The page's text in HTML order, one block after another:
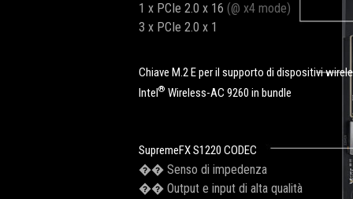
1 x PCIe 2.0 x 16(@ x4 mode)
3 x PCIe 2.0 x 1
Chiave M.2 E per il supporto di dispositivi
Intel® Wireless-AC 9260 in bundle
SupremeFX S1220 CODEC
�� Senso di impedenza
�� Output e input di alta qualità